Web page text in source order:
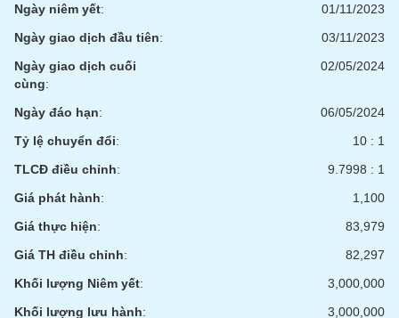
Ngày niêm yết:
01/11/2023
Ngày giao dịch đầu tiên:
03/11/2023
Ngày giao dịch cuối
cùng:
02/05/2024
Ngày đáo hạn:
06/05/2024
Tỷ lệ chuyển đổi:
10 : 1
TLCĐ điều chỉnh:
9.7998 : 1
Giá phát hành:
1,100
Giá thực hiện:
83,979
Giá TH điều chỉnh:
82,297
Khối lượng Niêm yết:
3,000,000
Khối lượng lưu hành: 3,000,000